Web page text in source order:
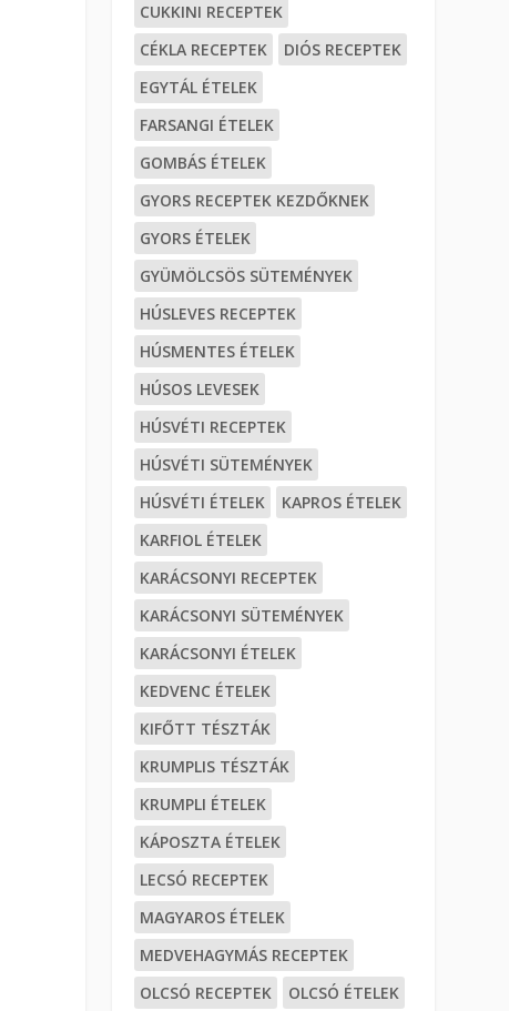
CUKKINI RECEPTEK
CÉKLA RECEPTEK
DIÓS RECEPTEK
EGYTÁL ÉTELEK
FARSANGI ÉTELEK
GOMBÁS ÉTELEK
GYORS RECEPTEK KEZDŐKNEK
GYORS ÉTELEK
GYÜMÖLCSÖS SÜTEMÉNYEK
HÚSLEVES RECEPTEK
HÚSMENTES ÉTELEK
HÚSOS LEVESEK
HÚSVÉTI RECEPTEK
HÚSVÉTI SÜTEMÉNYEK
HÚSVÉTI ÉTELEK
KAPROS ÉTELEK
KARFIOL ÉTELEK
KARÁCSONYI RECEPTEK
KARÁCSONYI SÜTEMÉNYEK
KARÁCSONYI ÉTELEK
KEDVENC ÉTELEK
KIFŐTT TÉSZTÁK
KRUMPLIS TÉSZTÁK
KRUMPLI ÉTELEK
KÁPOSZTA ÉTELEK
LECSÓ RECEPTEK
MAGYAROS ÉTELEK
MEDVEHAGYMÁS RECEPTEK
OLCSÓ RECEPTEK
OLCSÓ ÉTELEK